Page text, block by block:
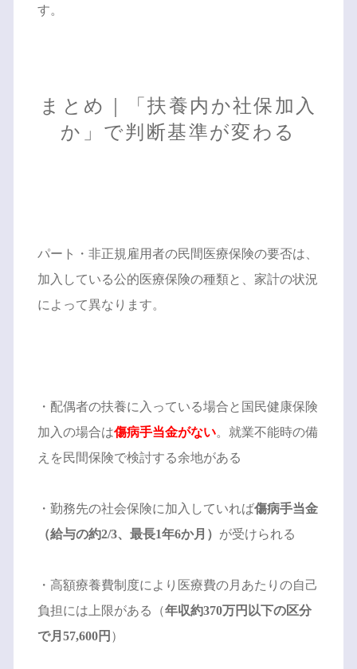
す。
まとめ｜「扶養内か社保加入
か」で判断基準が変わる
パート・非正規雇用者の民間医療保険の要否は、
加入している公的医療保険の種類と、家計の状況
によって異なります。
・配偶者の扶養に入っている場合と国民健康保険
加入の場合は傷病手当金がない。就業不能時の備
えを民間保険で検討する余地がある
・勤務先の社会保険に加入していれば傷病手当金
（給与の約2/3、最長1年6か月） が受けられる
・高額療養費制度により医療費の月あたりの自己
負担には上限がある（年収約370万円以下の区分
で月57,600円 ）